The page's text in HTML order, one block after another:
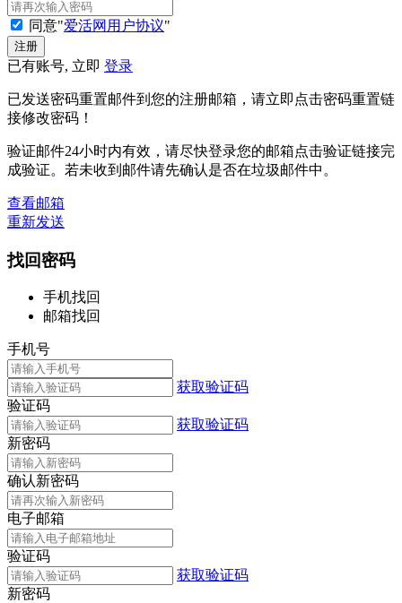
同意"爱活网用户协议"
已有账号, 立即 登录
已发送密码重置邮件到您的注册邮箱，请立即点击密码重置链
接修改密码！
验证邮件24小时内有效，请尽快登录您的邮箱点击验证链接完
成验证。若未收到邮件请先确认是否在垃圾邮件中。
查看邮箱
重新发送
找回密码
手机找回
邮箱找回
手机号
获取验证码
验证码
获取验证码
新密码
确认新密码
电子邮箱
验证码
获取验证码
新密码